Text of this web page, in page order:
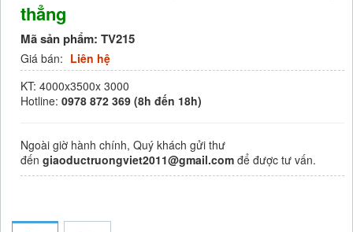
thẳng
Mã sản phẩm: TV215
Giá bán: Liên hệ
KT: 4000x3500x 3000
Hotline: 0978 872 369 (8h đến 18h)
Ngoài giờ hành chính, Quý khách gửi thư
đến giaoductruongviet2011@gmail.com để được tư vấn.